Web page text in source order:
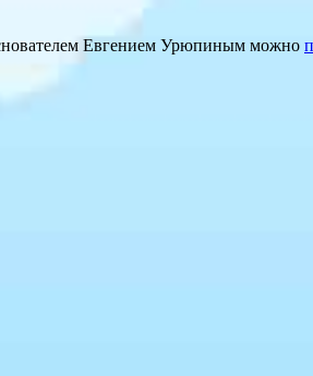
Евгением Урюпиным можно